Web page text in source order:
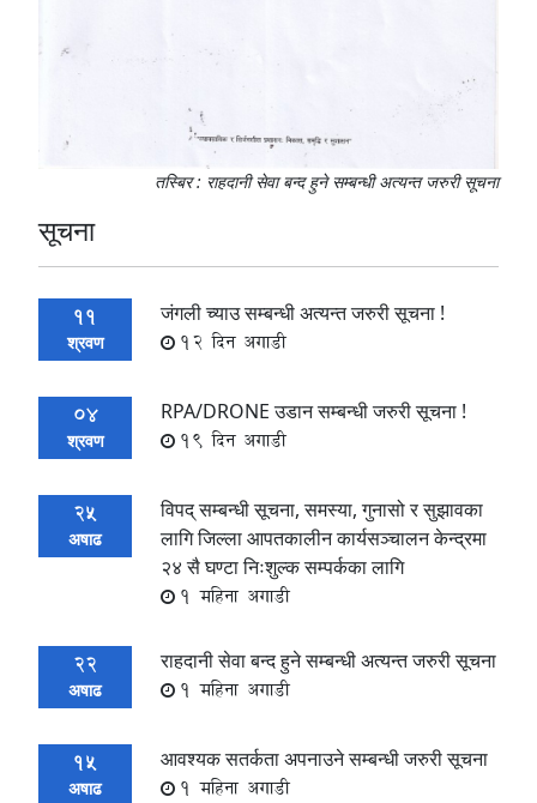
तस्बिर : राहदानी सेवा बन्द हुने सम्बन्धी अत्यन्त जरुरी सूचना
सूचना
11
श्रवण
जंगली च्याउ सम्बन्धी अत्यन्त जरुरी सूचना !
12 दिन अगाडी
04
श्रवण
RPA/DRONE उडान सम्बन्धी जरुरी सूचना !
19 दिन अगाडी
25
अषाढ
विपद् सम्बन्धी सूचना, समस्या, गुनासो र सुझावका
लागि जिल्ला आपतकालीन कार्यसञ्चालन केन्द्रमा
२४ सै घण्टा निःशुल्क सम्पर्कका लागि
1 महिना अगाडी
22
अषाढ
राहदानी सेवा बन्द हुने सम्बन्धी अत्यन्त जरुरी सूचना
1 महिना अगाडी
15
अषाढ
आवश्यक सतर्कता अपनाउने सम्बन्धी जरुरी सूचना
1 महिना अगाडी